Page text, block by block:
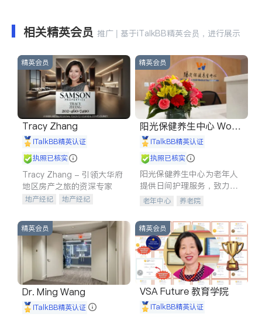
相关精英会员 推广 | 基于iTalkBB精英会员，进行展示
精英会员
Tracy Zhang
iTalkBB精英认证
执照已核实
Tracy Zhang - 引领大华府
地区房产之旅的资深专家
地产经纪
地产经纪
商铺租售
开发商建商
精英会员
阳光保健养生中心 World
shine
iTalkBB精英认证
执照已核实
阳光保健养生中心为老年人
提供日间护理服务，致力于
通过持续的护理创新来有效
老年中心 养老院
精英会员
Dr. Ming Wang
iTalkBB精英认证
精英会员
VSA Future 教育学院
iTalkBB精英认证